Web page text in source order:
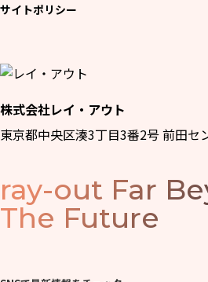
株式会社レイ・アウト
東京都中央区湊3丁目3番2号 前田セ
サイトポリシー
ray-out Far
The Future